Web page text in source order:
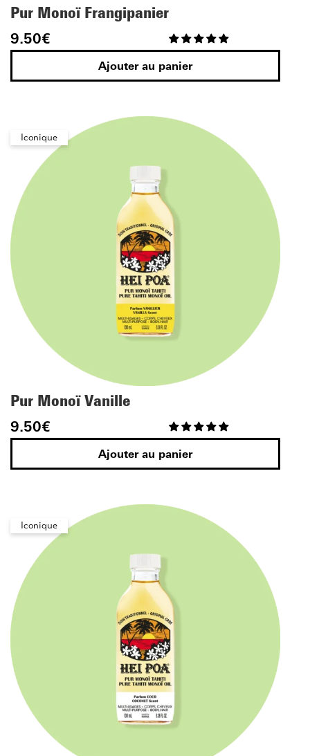
Pur Monoï Frangipanier
9.50€
Ajouter au panier
Iconique
Pur Monoï Vanille
9.50€
Ajouter au panier
Iconique